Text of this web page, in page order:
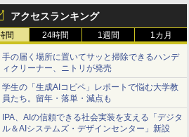
アクセスランキング
間 24時間 1週間 1カ月
手の届く場所に置いてサッと掃除できるハンデ
ィクリーナー、ニトリが発売
学生の「生成AIコピペ」レポートで悩む大学教
員たち。留年・落単・減点も
IPA、AIの信頼できる社会実装を支える「デジタ
ル＆AIシステムズ・デザインセンター」新設